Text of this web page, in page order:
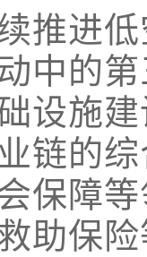
进低
中的
设施
链的
保障
助保